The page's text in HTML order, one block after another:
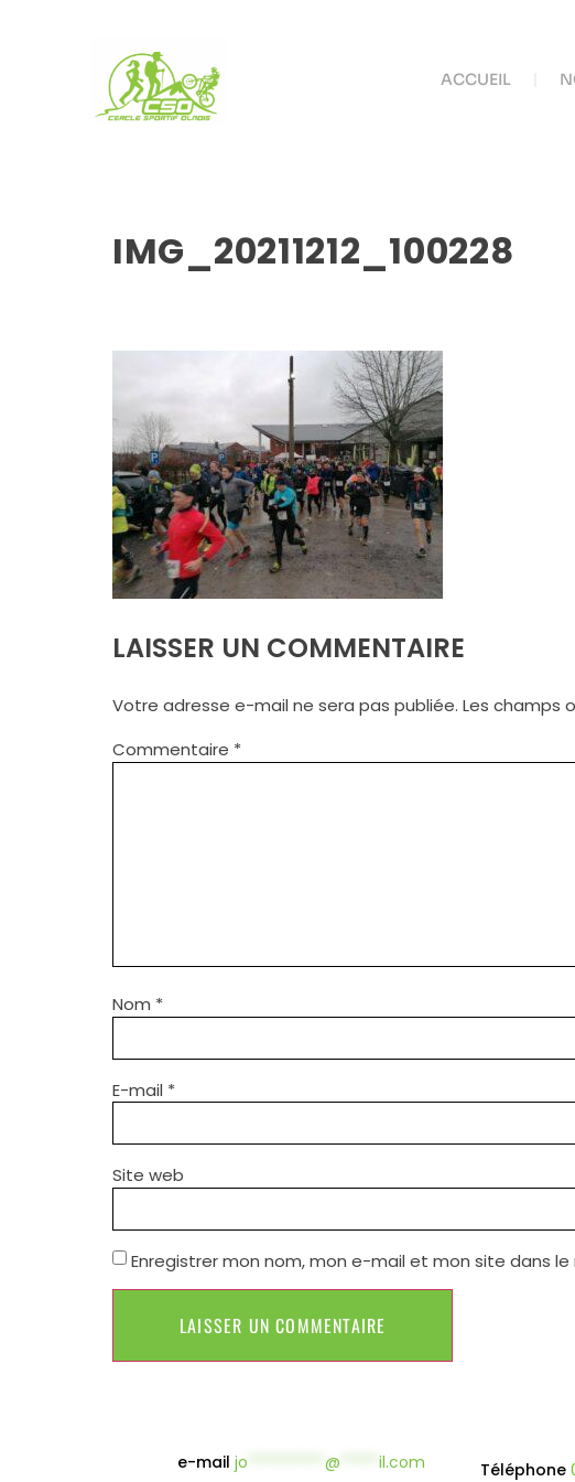
ACCUEIL
IMG_20211212_100228
LAISSER UN COMMENTAIRE
Votre adresse e-mail ne sera pas publiée. Les champs
Commentaire *
Nom *
E-mail *
Site web
Enregistrer mon nom, mon e-mail et mon site dans
e-mailjo **********@ *****il.com Téléphone